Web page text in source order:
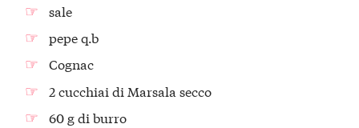
sale
pepe q.b
Cognac
2 cucchiai di Marsala secco
60 g di burro